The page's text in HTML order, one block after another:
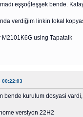
eşşoğleşşek bende.
verdiğim linkin lokal
M2101K6G using Tapatalk
00:22:03
bende kurulum dosyasi
versiyon 22H2